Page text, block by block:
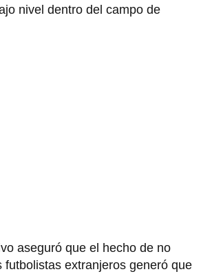
nivel dentro del campo de
aseguró que el hecho de no
futbolistas extranjeros generó que